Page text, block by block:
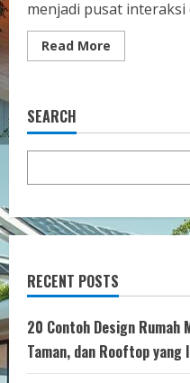
menjadi pusat interaksi
Read More
more
Ide
Desain
SEARCH
RECENT POSTS
20 Contoh Design Rumah
Taman, dan Rooftop